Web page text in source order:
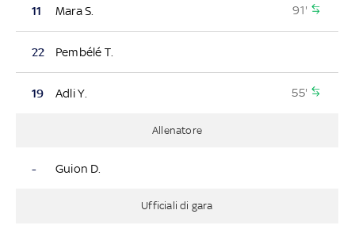
11 Mara S. 91'
22 Pembélé T.
19 Adli Y. 55'
Allenatore
- Guion D.
Ufficiali di gara